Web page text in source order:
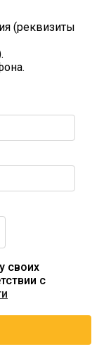
(реквизиты
своих
с